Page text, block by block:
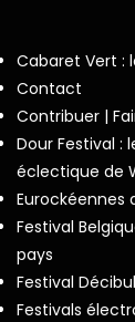
Cabaret Vert :
Contact
Contribuer |
Dour Festival
éclectique de
Eurockéennes
Festival
pays
Festival
Festivals